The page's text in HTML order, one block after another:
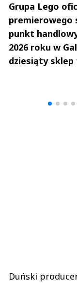
Grupa Lego
premierowego
punkt
2026 roku w
dziesiąty sklep
Duński